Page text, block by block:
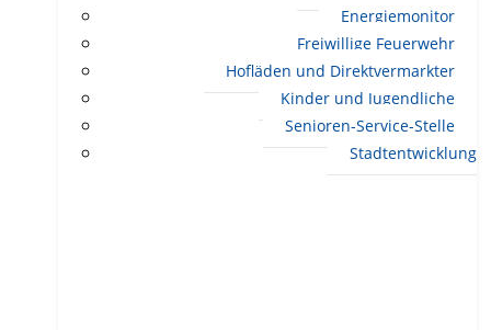
Energiemonitor
Freiwillige Feuerwehr
Hofläden und Direktvermarkter
Kinder und Jugendliche
Senioren-Service-Stelle
Stadtentwicklung